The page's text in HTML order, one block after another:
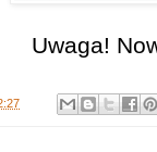
Uwaga!